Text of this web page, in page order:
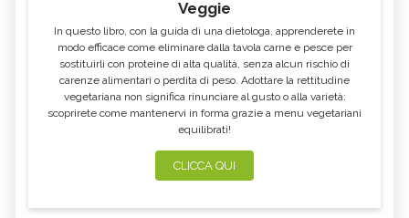
Veggie
In questo libro, con la guida di una dietologa, apprenderete in
modo efficace come eliminare dalla tavola carne e pesce per
sostituirli con proteine di alta qualità, senza alcun rischio di
carenze alimentari o perdita di peso. Adottare la rettitudine
vegetariana non significa rinunciare al gusto o alla varietà:
scoprirete come mantenervi in forma grazie a menu vegetariani
equilibrati!
CLICCA QUI